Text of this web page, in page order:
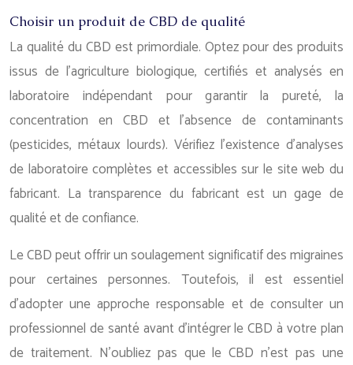
Choisir un produit de CBD de qualité
La qualité du CBD est primordiale. Optez pour des produits
issus de l’agriculture biologique, certifiés et analysés en
laboratoire indépendant pour garantir la pureté, la
concentration en CBD et l’absence de contaminants
(pesticides, métaux lourds). Vérifiez l’existence d’analyses
de laboratoire complètes et accessibles sur le site web du
fabricant. La transparence du fabricant est un gage de
qualité et de confiance.
Le CBD peut offrir un soulagement significatif des migraines
pour certaines personnes. Toutefois, il est essentiel
d’adopter une approche responsable et de consulter un
professionnel de santé avant d’intégrer le CBD à votre plan
de traitement. N’oubliez pas que le CBD n’est pas une